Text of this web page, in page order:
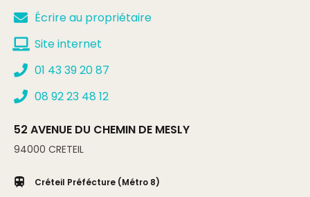
Écrire au propriétaire
Site internet
01 43 39 20 87
08 92 23 48 12
52 AVENUE DU CHEMIN DE MESLY
94000 CRETEIL
Créteil Préfécture (Métro 8)